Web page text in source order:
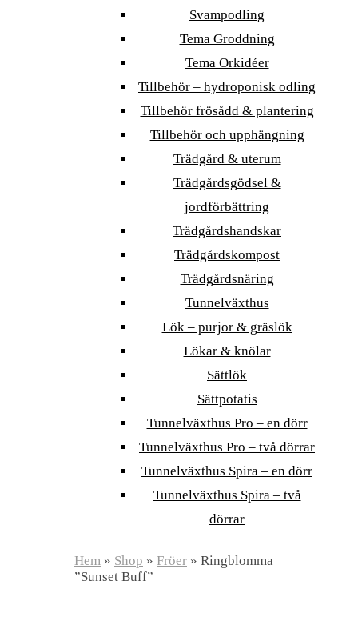
Svampodling
Tema Groddning
Tema Orkidéer
Tillbehör – hydroponisk odling
Tillbehör frösådd & plantering
Tillbehör och upphängning
Trädgård & uterum
Trädgårdsgödsel &
jordförbättring
Trädgårdshandskar
Trädgårdskompost
Trädgårdsnäring
Tunnelväxthus
Lök – purjor & gräslök
Lökar & knölar
Sättlök
Sättpotatis
Tunnelväxthus Pro – en dörr
Tunnelväxthus Pro – två dörrar
Tunnelväxthus Spira – en dörr
Tunnelväxthus Spira – två
dörrar
Hem » Shop » Fröer » Ringblomma
”Sunset Buff”